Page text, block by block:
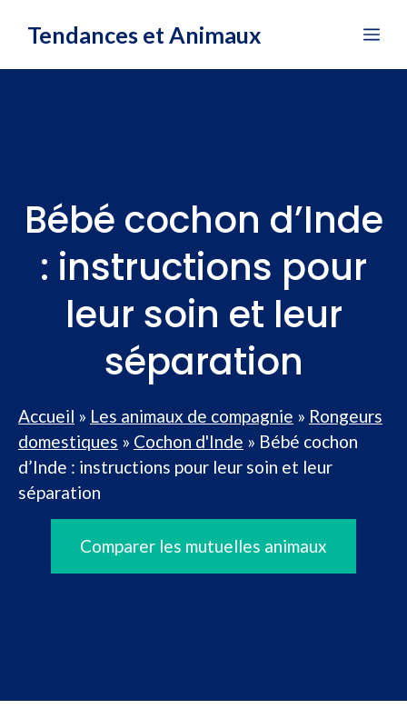
Tendances et Animaux
Bébé cochon d’Inde
: instructions pour
leur soin et leur
séparation
Accueil » Les animaux de compagnie » Rongeurs
domestiques » Cochon d'Inde » Bébé cochon
d’Inde : instructions pour leur soin et leur
séparation
Comparer les mutuelles animaux